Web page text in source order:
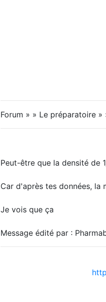
Forum » » Le préparatoire »
Peut-être que la densité de
Car d'après tes données, la
Je vois que ça
Message édité par :